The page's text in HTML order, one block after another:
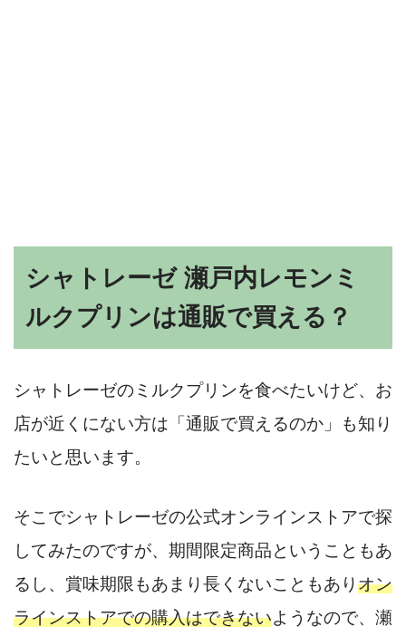
シャトレーゼ 瀬戸内レモンミ
ルクプリンは通販で買える？
シャトレーゼのミルクプリンを食べたいけど、お
店が近くにない方は「通販で買えるのか」も知り
たいと思います。
そこでシャトレーゼの公式オンラインストアで探
してみたのですが、期間限定商品ということもあ
るし、賞味期限もあまり長くないこともありオン
ラインストアでの購入はできないようなので、瀬